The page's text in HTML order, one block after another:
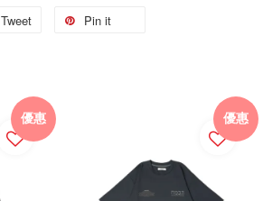
Tweet Pin it
優惠 優惠